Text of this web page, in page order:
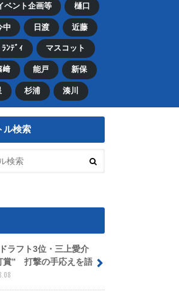
ベント企画等 樋口
中 日渡 近藤
ﾗﾝﾃﾞｨ マスコット
﨑 能戸 新保
杉浦 湊川
ル検索
ラフト3位・三上愛介
賞” 打撃の手応えを語